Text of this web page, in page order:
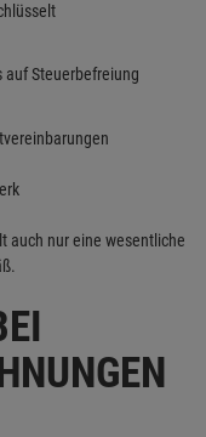
auf Steuerbefreiung
auch nur eine wesentliche